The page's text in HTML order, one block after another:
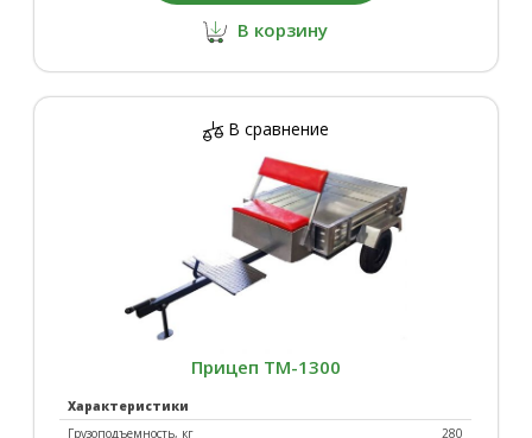
В корзину
В сравнение
Прицеп ТМ-1300
Характеристики
Грузоподъемность, кг
280